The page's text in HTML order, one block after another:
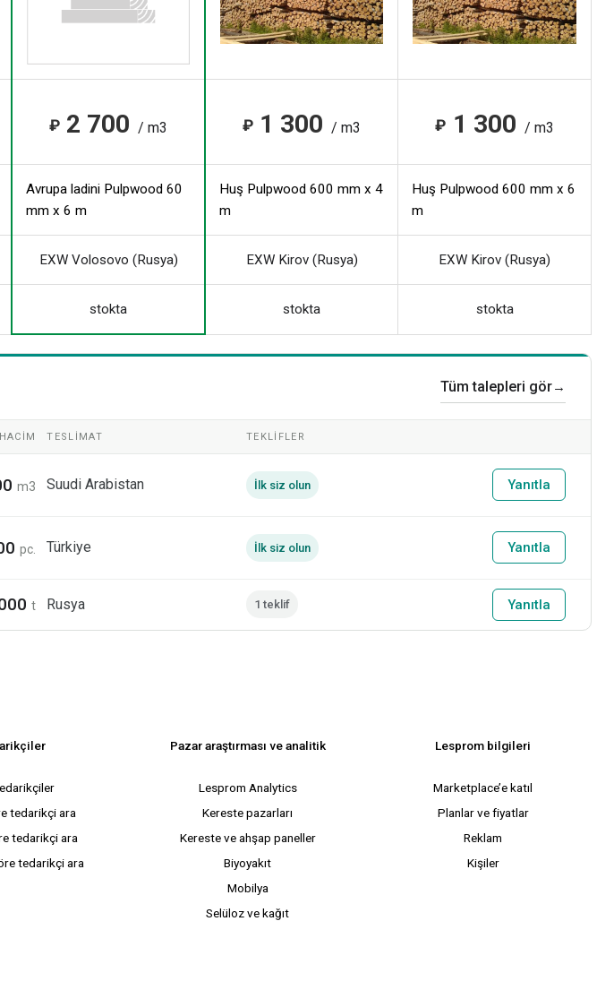
₽ 2 700 / m3 ₽ 1 300 / m3 ₽ 1 300 / m3
Avrupa ladini Pulpwood 60
mm x 6 m
Huş Pulpwood 600 mm x 4
m
Huş Pulpwood 600 mm x 6
m
EXW Volosovo (Rusya) EXW Kirov (Rusya) EXW Kirov (Rusya)
stokta stokta stokta
Tüm talepleri gör→
HACIM TESLIMAT TEKLIFLER
m3 Suudi Arabistan İlk siz olun Yanıtla
pc. Türkiye İlk siz olun Yanıtla
t Rusya 1 teklif Yanıtla
tedarikçi ara
tedarikçi ara
tedarikçi ara
Pazar araştırması ve analitik
Lesprom Analytics
Kereste pazarları
Kereste ve ahşap paneller
Biyoyakıt
Mobilya
Selüloz ve kağıt
Lesprom bilgileri
Marketplace’e katıl
Planlar ve fiyatlar
Reklam
Kişiler